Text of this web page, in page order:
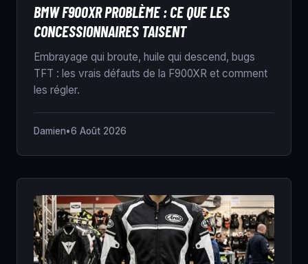
BMW F900XR PROBLÈME : CE QUE LES
CONCESSIONNAIRES TAISENT
Embrayage qui broute, huile qui descend, bugs
TFT : les vrais défauts de la F900XR et comment
les régler.
Damien•6 Août 2026